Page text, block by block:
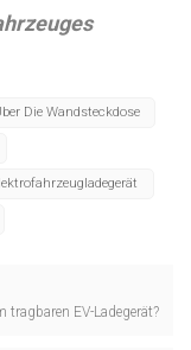
s
Die Wandsteckdose
tragbaren EV-Ladegerät?